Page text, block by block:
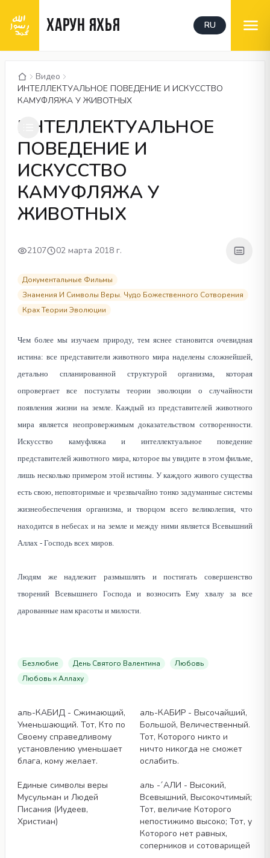
ХАРУН ЯХЬЯ RU
Видео
ИНТЕЛЛЕКТУАЛЬНОЕ ПОВЕДЕНИЕ И ИСКУССТВО
КАМУФЛЯЖА У ЖИВОТНЫХ
CC 00:05 / 40:27
ИНТЕЛЛЕКТУАЛЬНОЕ
ПОВЕДЕНИЕ И
ИСКУССТВО
КАМУФЛЯЖА У
ЖИВОТНЫХ
2107 02 марта 2018 г.
Документальные Фильмы
Знамения И Символы Веры. Чудо Божественного Сотворения
Крах Теории Эволюции
Чем более мы изучаем природу, тем яснее становится очевидная
истина: все представители животного мира наделены сложнейшей,
детально спланированной структурой организма, которая
опровергает все постулаты теории эволюции о случайности
появления жизни на земле. Каждый из представителей животного
мира является неопровержимым доказательством сотворенности.
Искусство камуфляжа и интеллектуальное поведение
представителей животного мира, которое вы увидите в этом фильме,
лишь несколько примером этой истины. У каждого живого существа
есть свою, неповторимые и чрезвычайно тонко задуманные системы
жизнеобеспечения организма, и творцом всего великолепия, что
находится в небесах и на земле и между ними является Всевышний
Аллах - Господь всех миров.
Людям же надлежит размышлять и постигать совершенство
творений Всевышнего Господа и возносить Ему хвалу за все
дарованные нам красоты и милости.
Безлюбие День Святого Валентина
Любовь
Любовь к Аллаху
аль-КАБИД - Сжимающий,
Уменьшающий. Тот, Кто по
Своему справедливому
установлению уменьшает
блага, кому желает.
аль-КАБИР - Высочайший,
Большой, Величественный.
Тот, Которого никто и
ничто никогда не сможет
ослабить.
Единые символы веры
Мусульман и Людей
Писания (Иудеев,
Христиан)
аль -´АЛИ - Высокий,
Всевышний, Высокочтимый;
Тот, величие Которого
непостижимо высоко; Тот, у
Которого нет равных,
соперников и сотоварищей